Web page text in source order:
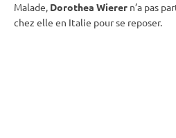
Malade, Dorothea Wierer n’a pas
chez elle en Italie pour se reposer.